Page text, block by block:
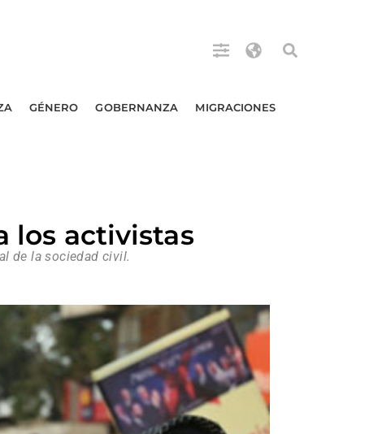
GÉNERO GOBERNANZA MIGRACIONES
los activistas
de la sociedad civil.